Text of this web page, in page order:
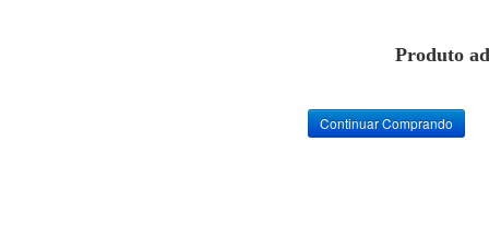
Produto
Continuar Comprando